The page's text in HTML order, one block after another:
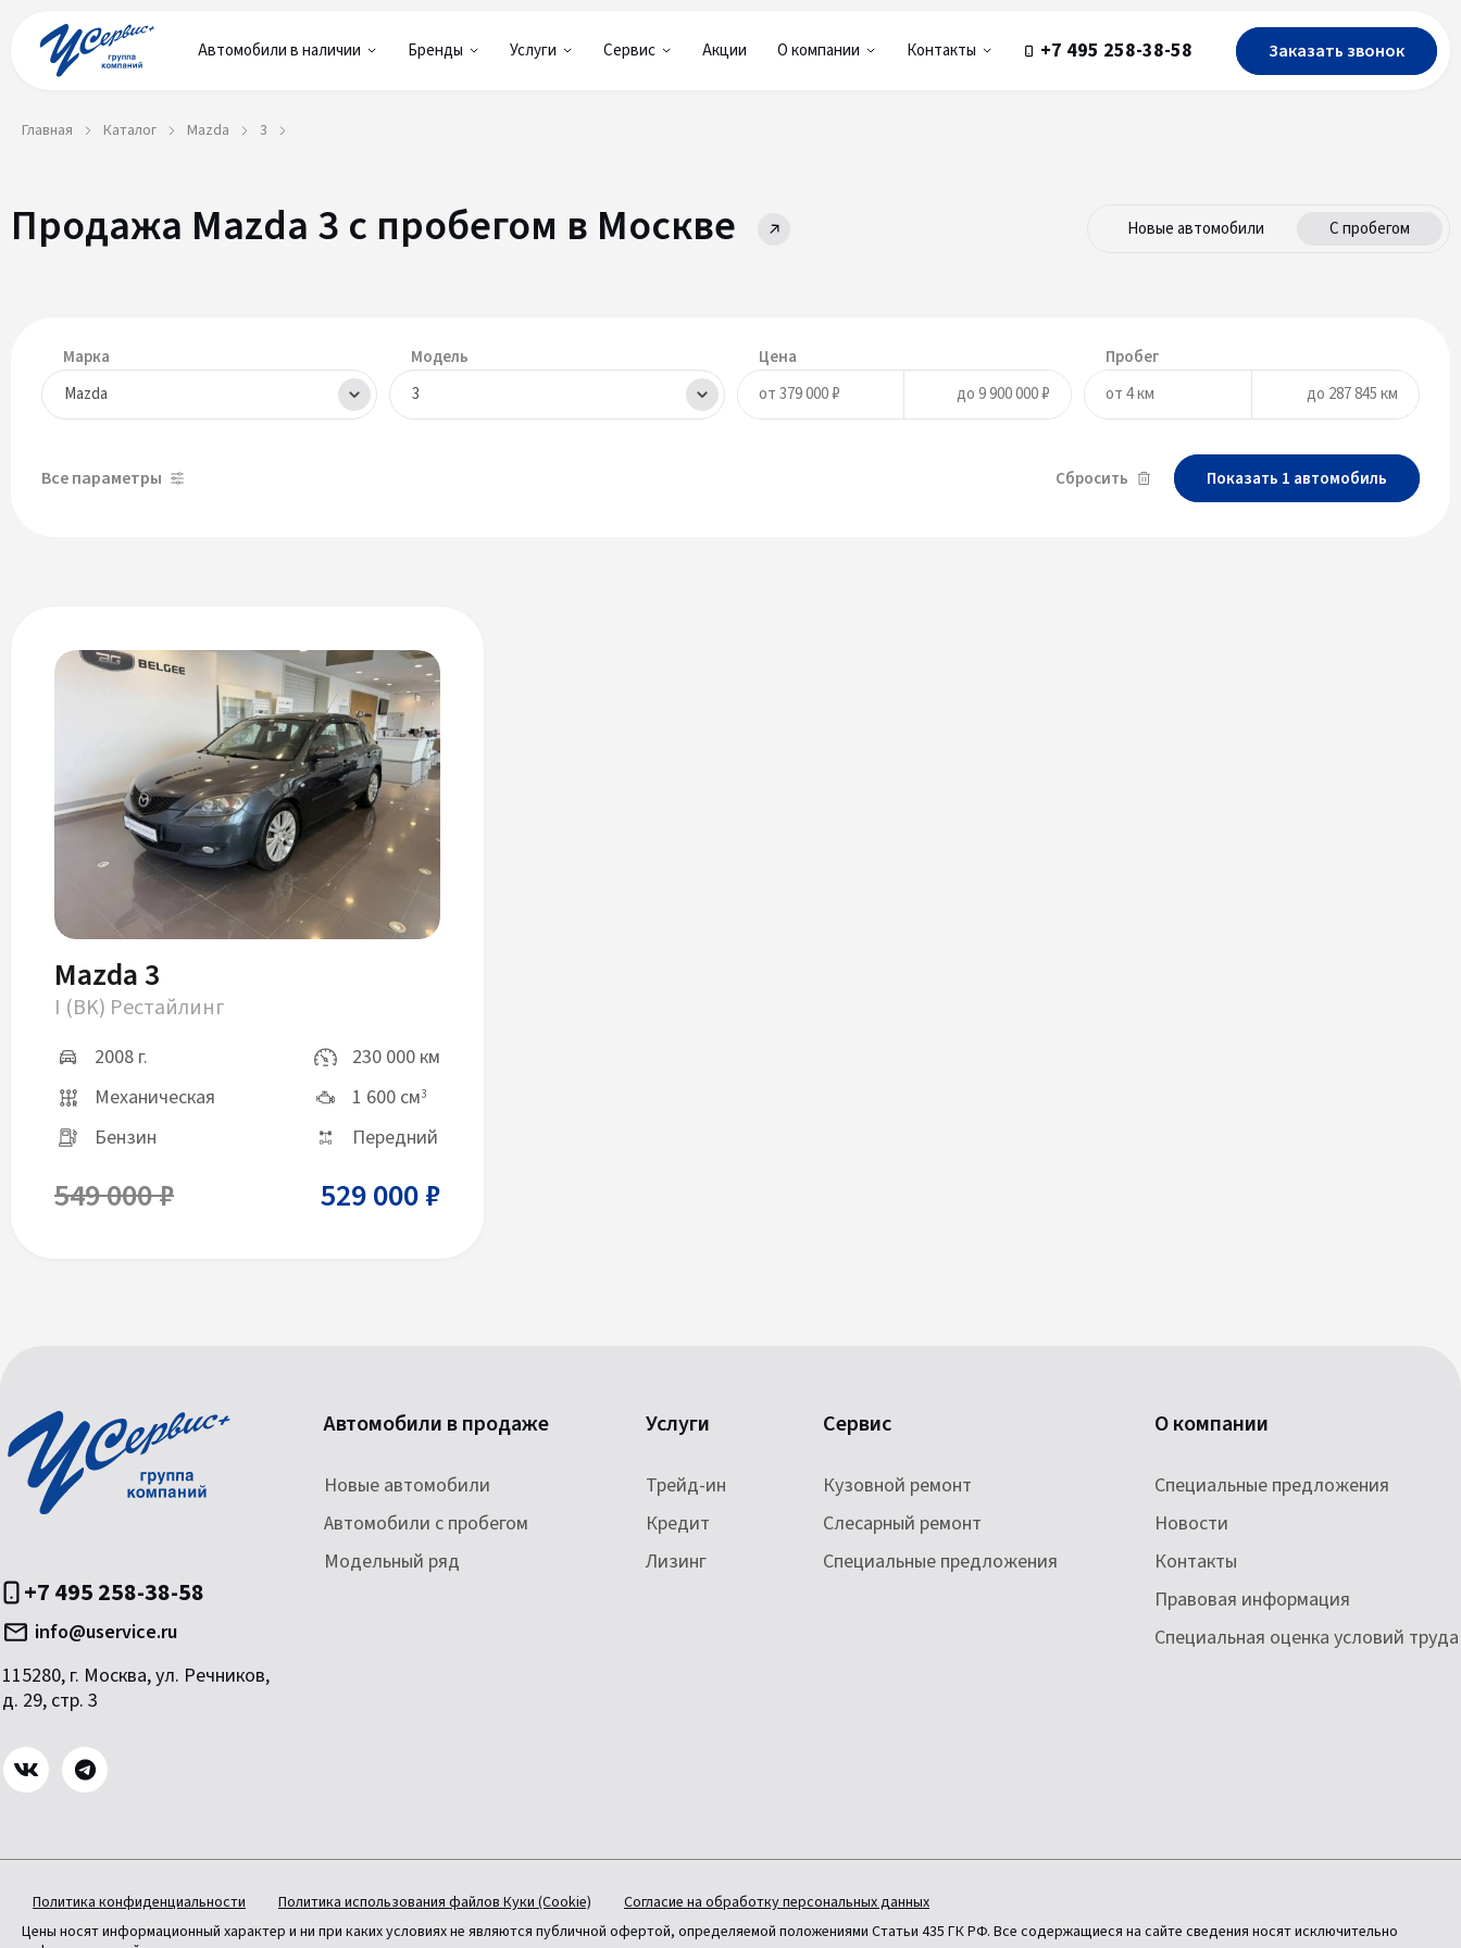
+7 495 258-38-58 Заказать звонок
Автомобили в наличии Бренды Услуги Сервис Акции О компании Контакты
Главная Каталог Mazda 3
Продажа Mazda 3 с пробегом в Москве Новые автомобили С пробегом
Марка
Mazda
Модель
3
Цена Пробег
Все параметры Сбросить Показать 1 автомобиль
Mazda 3
I (BK) Рестайлинг
2008 г.
230 000 км
Механическая
1 600 см3
Бензин Передний
549 000 ₽ 529 000 ₽
Автомобили в продаже
Новые автомобили
Автомобили с пробегом
Модельный ряд
Услуги
Трейд-ин
Кредит
Лизинг
Сервис
Кузовной ремонт
Слесарный ремонт
Специальные предложения
О компании
Специальные предложения
Новости
Контакты
Правовая информация
Специальная оценка условий труда
+7 495 258-38-58
info@uservice.ru
115280, г. Москва, ул. Речников,
д. 29, стр. 3
Политика конфиденциальности Политика использования файлов Куки (Cookie)
Согласие на обработку персональных данных
Цены носят информационный характер и ни при каких условиях не являются публичной офертой, определяемой положениями Статьи 435 ГК РФ. Все содержащиеся на сайте сведения носят исключительно